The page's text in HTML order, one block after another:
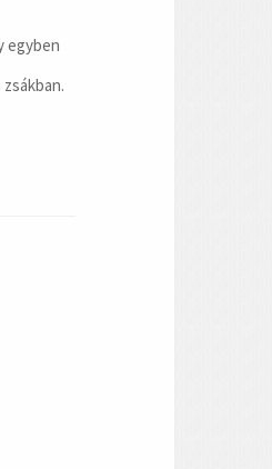
egyben